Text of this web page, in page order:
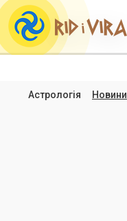
Астрологія Новини